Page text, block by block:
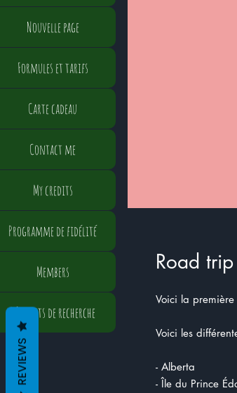
Road
Voici la
Voici les
- Alberta
- Île du Prince
Nouvelle page
Formules et tarifs
Carte cadeau
Contact me
My credits
Programme de fidélité
Members
Résultats de recherche
REVIEWS